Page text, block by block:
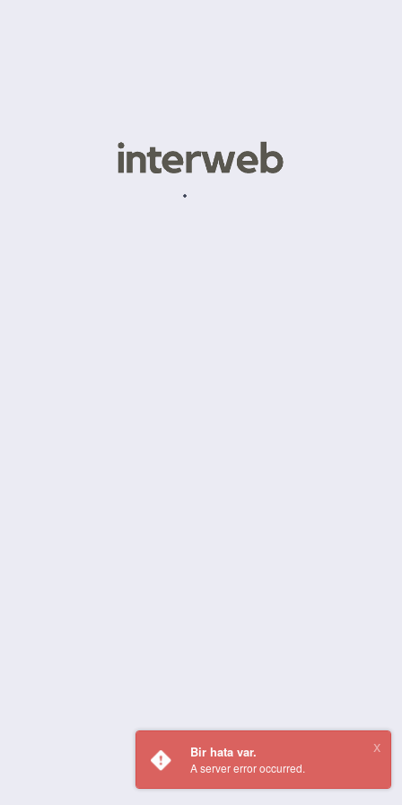
Bir hata var.
A server error occurred.